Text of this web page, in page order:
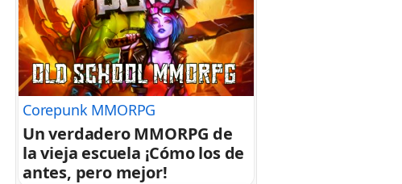
Corepunk MMORPG
Un verdadero MMORPG de
la vieja escuela ¡Cómo los de
antes, pero mejor!